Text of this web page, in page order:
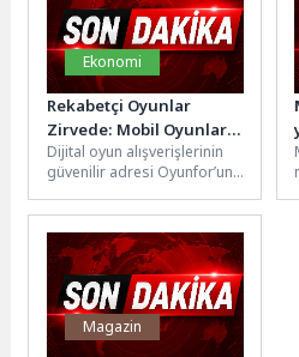
Ekonomi
Rekabetçi Oyunlar
Zirvede: Mobil Oyunlar
%40 Pazar Payıyla
Liderliği Aldı
Dijital oyun alışverişlerinin
güvenilir adresi Oyunfor’un
ve oyun içi satışlar Mayıs...
Magazin